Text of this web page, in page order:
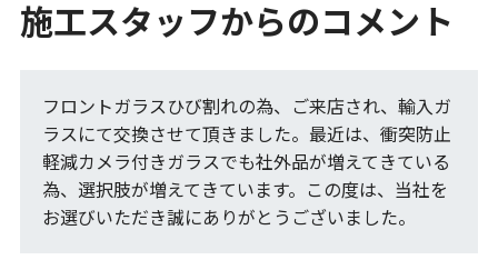
施工スタッフからのコメント
フロントガラスひび割れの為、ご来店され、輸入ガ
ラスにて交換させて頂きました。最近は、衝突防止
軽減カメラ付きガラスでも社外品が増えてきている
為、選択肢が増えてきています。この度は、当社を
お選びいただき誠にありがとうございました。